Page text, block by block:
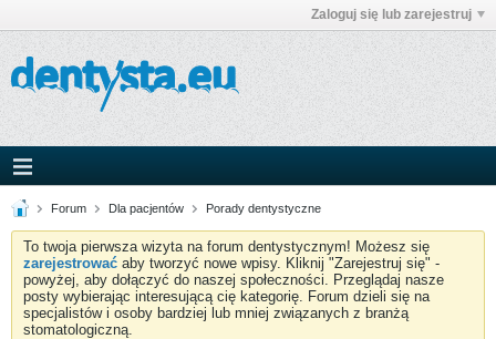
Zaloguj się lub zarejestruj
Forum Dla pacjentów Porady dentystyczne
To twoja pierwsza wizyta na forum dentystycznym! Możesz się
zarejestrować aby tworzyć nowe wpisy. Kliknij "Zarejestruj się" -
powyżej, aby dołączyć do naszej społeczności. Przeglądaj nasze
posty wybierając interesującą cię kategorię. Forum dzieli się na
specjalistów i osoby bardziej lub mniej związanych z branżą
stomatologiczną.